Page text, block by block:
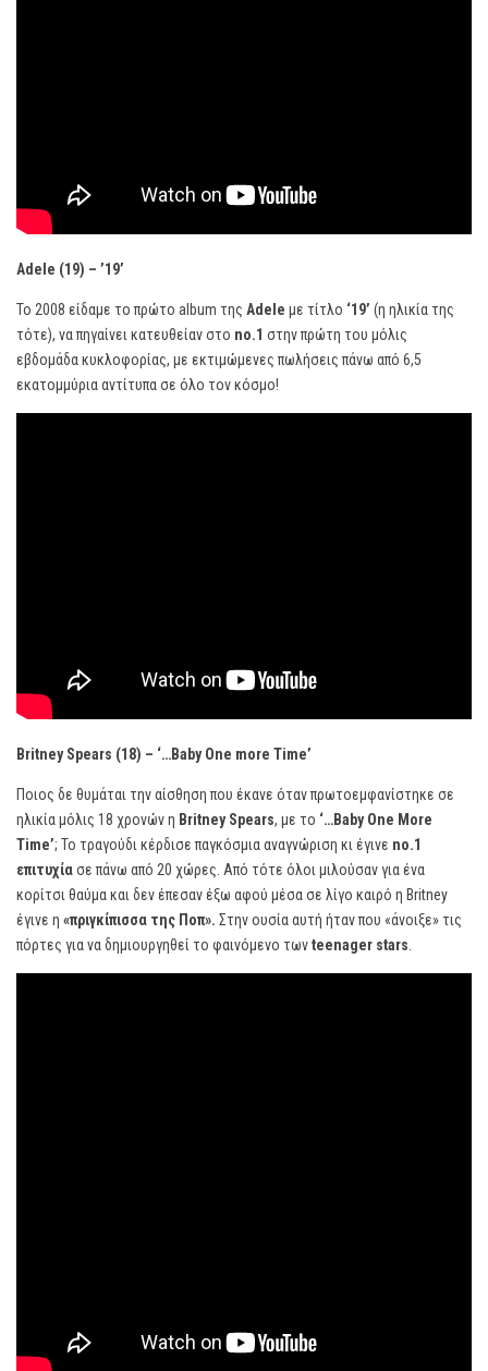
Adele (19) – ’19’
Το 2008 είδαμε το πρώτο album της Adele με τίτλο ‘19’ (η ηλικία της
τότε), να πηγαίνει κατευθείαν στο no.1 στην πρώτη του μόλις
εβδομάδα κυκλοφορίας, με εκτιμώμενες πωλήσεις πάνω από 6,5
εκατομμύρια αντίτυπα σε όλο τον κόσμο!
Britney Spears (18) – ‘…Baby One more Time’
Ποιος δε θυμάται την αίσθηση που έκανε όταν πρωτοεμφανίστηκε σε
ηλικία μόλις 18 χρονών η Britney Spears, με το ‘…Baby One More
Time’; Το τραγούδι κέρδισε παγκόσμια αναγνώριση κι έγινε no.1
επιτυχίασε πάνω από 20 χώρες. Από τότε όλοι μιλούσαν για ένα
κορίτσι θαύμα και δεν έπεσαν έξω αφού μέσα σε λίγο καιρό η Britney
έγινε η «πριγκίπισσα της Ποπ». Στην ουσία αυτή ήταν που «άνοιξε» τις
πόρτες για να δημιουργηθεί το φαινόμενο τωνteenager stars